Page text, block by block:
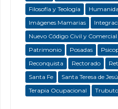
Filosofía y Teología
Imágenes Mamarias
Nuevo Código Civil y Comercial
Patrimonio
Posadas
Reconquista
Rectorado
Santa Fe
Santa Teresa de
Terapia Ocupacional